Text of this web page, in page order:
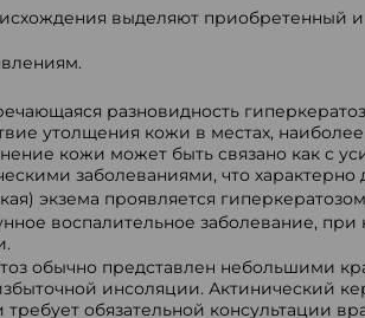
выделяют приобретенный
разновидность
утолщения кожи в местах,
кожи может быть связано как с
заболеваниями, что
экзема проявляется
воспалительное заболевание,
обычно представлен небольшими
инсоляции. Актинический
требует обязательной консультации